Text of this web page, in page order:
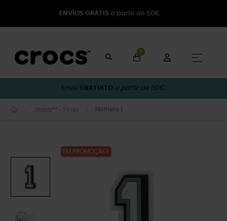
ENVÍOS GRATIS a partir de 50€
0
☰
Envio GRATUITO a partir de 50€.
Jibbitz™ - Pines Número 1
EM PROMOÇÃO!